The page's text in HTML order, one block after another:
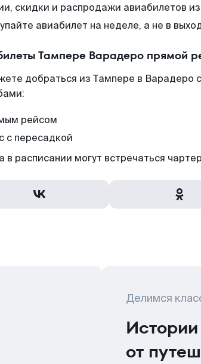
скидки и распродажи авиабилетов
авиабилет на неделе, а не в
Тампере Варадеро прямой
добраться из Тампере в Варадеро
рейсом
с пересадкой
в расписании могут встречаться
Делимся
от